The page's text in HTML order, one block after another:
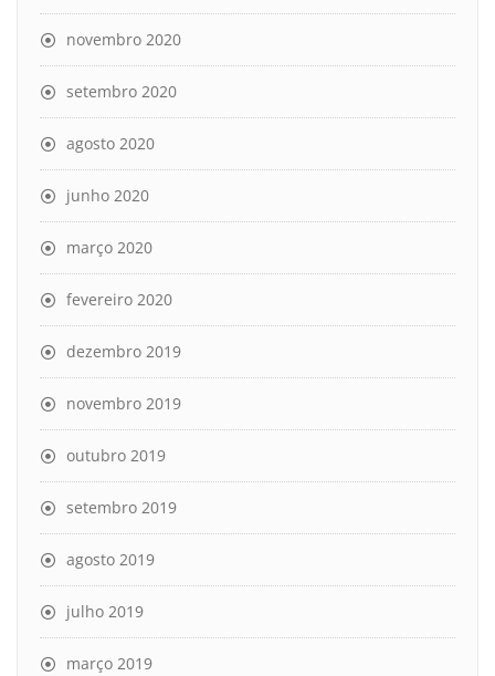
novembro 2020
setembro 2020
agosto 2020
junho 2020
março 2020
fevereiro 2020
dezembro 2019
novembro 2019
outubro 2019
setembro 2019
agosto 2019
julho 2019
março 2019